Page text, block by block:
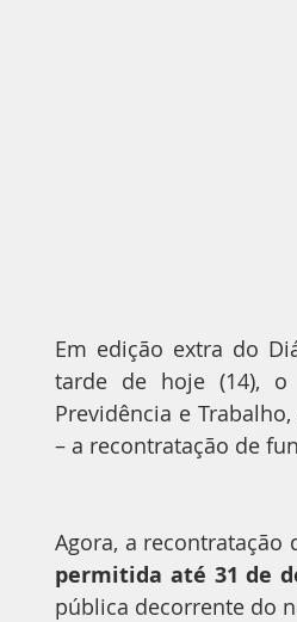
Em edição extra do
tarde de hoje (14), o
Previdência e
– a recontratação de
permitida até 31 de
pública decorrente do